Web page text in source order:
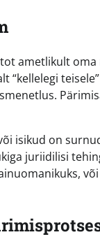
ametlikult
isikud on
juriidilisi